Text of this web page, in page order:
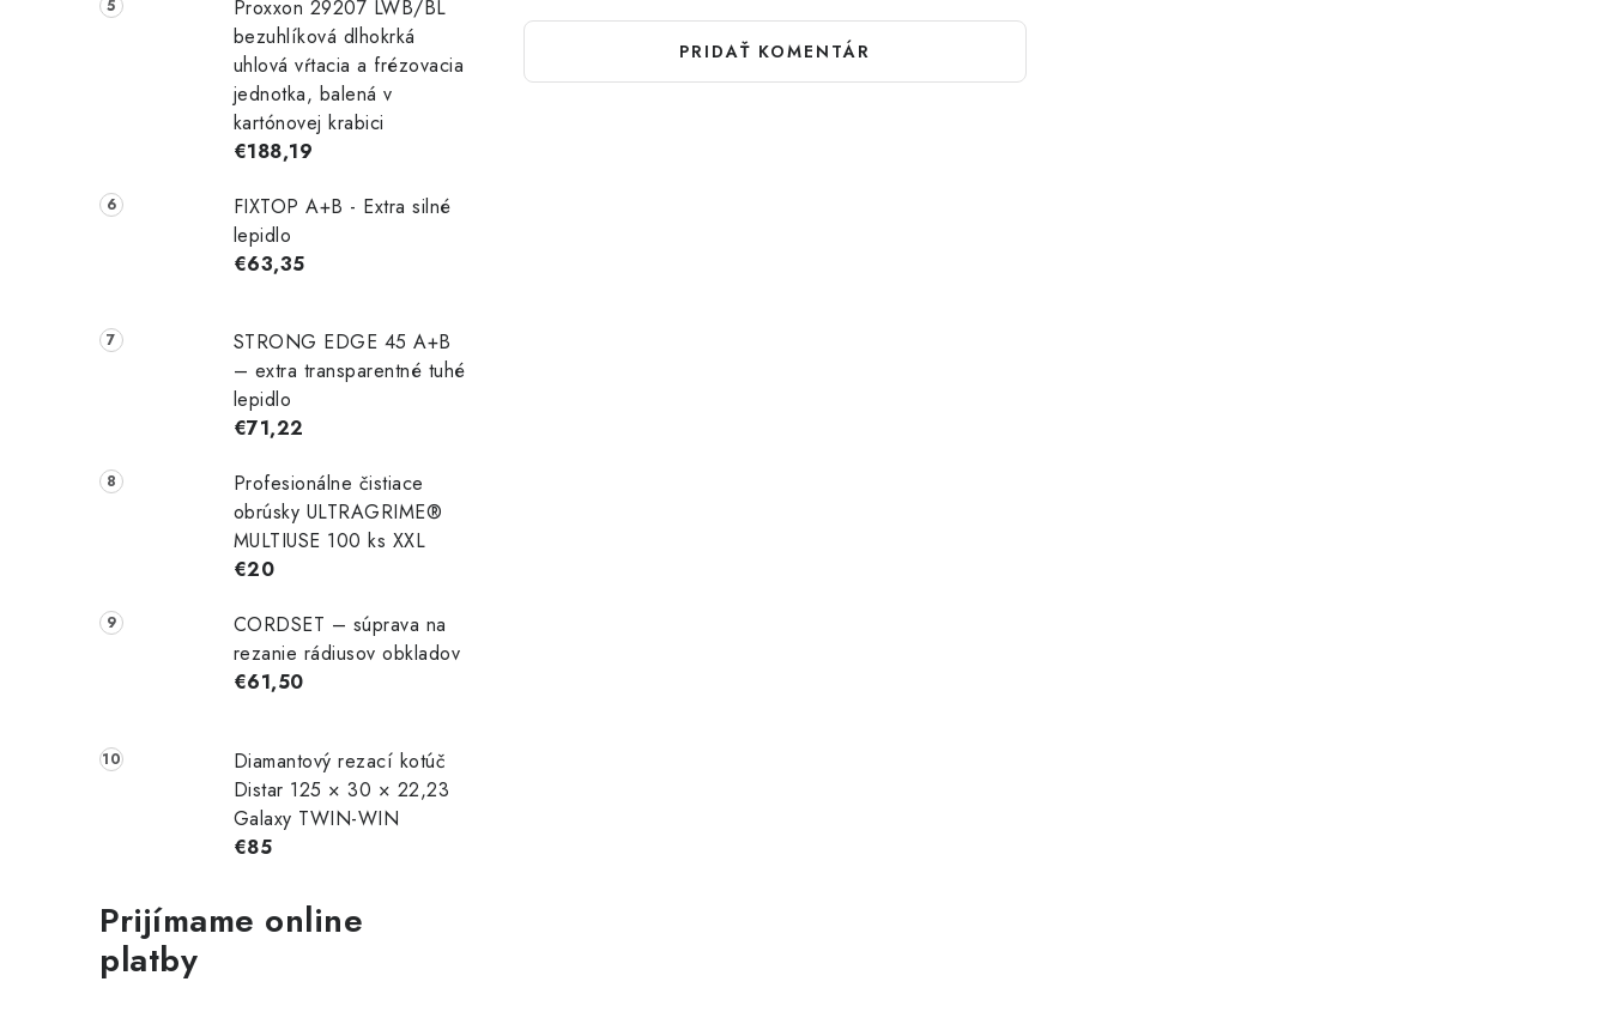
Proxxon 29207 LWB/BL
bezuhlíková dlhokrká
uhlová vŕtacia a frézovacia
jednotka, balená v
kartónovej krabici
€188,19
FIXTOP A+B - Extra silné
lepidlo
€63,35
STRONG EDGE 45 A+B
– extra transparentné tuhé
lepidlo
€71,22
Profesionálne čistiace
obrúsky ULTRAGRIME®
MULTIUSE 100 ks XXL
€20
CORDSET – súprava na
rezanie rádiusov obkladov
€61,50
Diamantový rezací kotúč
Distar 125 × 30 × 22,23
Galaxy TWIN-WIN
€85
Prijímame online
platby
PRIDAŤ KOMENTÁR